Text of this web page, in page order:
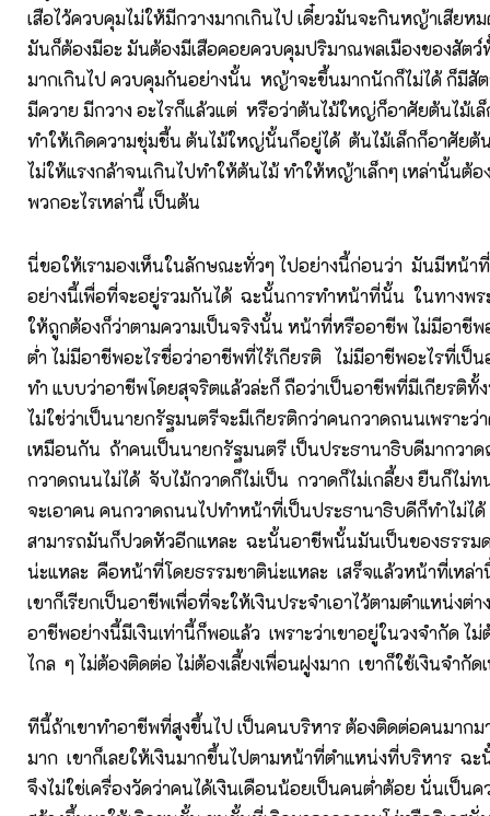
เสือไว้ควบคุมไม่ให้มีกวางมากเกินไป เดี๋ยวมันจะกินหญ้าเสียห
มันก็ต้องมีอะ มันต้องมีเสือคอยควบคุมปริมาณพลเมืองของสัตว์
มากเกินไป ควบคุมกันอย่างนั้น หญ้าจะขึ้นมากนักก็ไม่ได้ ก็มีสั
มีควาย มีกวาง อะไรก็แล้วแต่ หรือว่าต้นไม้ใหญ่ก็อาศัยต้นไม้เ
ทำให้เกิดความชุ่มชื้น ต้นไม้ใหญ่นั้นก็อยู่ได้ ต้นไม้เล็กก็อาศัย
ไม่ให้แรงกล้าจนเกินไปทำให้ต้นไม้ ทำให้หญ้าเล็กๆ เหล่านั้นต้
พวกอะไรเหล่านี้ เป็นต้น
นี่ขอให้เรามองเห็นในลักษณะทั่วๆ ไปอย่างนี้ก่อนว่า มันมีหน้า
อย่างนี้เพื่อที่จะอยู่รวมกันได้ ฉะนั้นการทำหน้าที่นั้น ในทางพร
ให้ถูกต้องก็ว่าตามความเป็นจริงนั้น หน้าที่หรืออาชีพ ไม่มีอาชีพ
ต่ำ ไม่มีอาชีพอะไรชื่อว่าอาชีพที่ไร้เกียรติ ไม่มีอาชีพอะไรที่เป็
ทำ แบบว่าอาชีพโดยสุจริตแล้วล่ะก็ ถือว่าเป็นอาชีพที่มีเกียรติทั้
ไม่ใช่ว่าเป็นนายกรัฐมนตรีจะมีเกียรติกว่าคนกวาดถนนเพราะว่
เหมือนกัน ถ้าคนเป็นนายกรัฐมนตรี เป็นประธานาธิบดีมากวา
กวาดถนนไม่ได้ จับไม้กวาดก็ไม่เป็น กวาดก็ไม่เกลี้ยง ยืนก็ไม่
จะเอาคน คนกวาดถนนไปทำหน้าที่เป็นประธานาธิบดีก็ทำไม่ไ
สามารถมันก็ปวดหัวอีกแหละ ฉะนั้นอาชีพนั้นมันเป็นของธรรม
น่ะแหละ คือหน้าที่โดยธรรมชาติน่ะแหละ เสร็จแล้วหน้าที่เหล่
เขาก็เรียกเป็นอาชีพเพื่อที่จะให้เงินประจำเอาไว้ตามตำแหน่งต่
อาชีพอย่างนี้มีเงินเท่านี้ก็พอแล้ว เพราะว่าเขาอยู่ในวงจำกัด ไม่
ไกล ๆ ไม่ต้องติดต่อ ไม่ต้องเลี้ยงเพื่อนฝูงมาก เขาก็ใช้เงินจำกัด
ทีนี้ถ้าเขาทำอาชีพที่สูงขึ้นไป เป็นคนบริหาร ต้องติดต่อคนมากม
มาก เขาก็เลยให้เงินมากขึ้นไปตามหน้าที่ตำแหน่งที่บริหาร ฉะนั้
จึงไม่ใช่เครื่องวัดว่าคนได้เงินเดือนน้อยเป็นคนต่ำต้อย นั่นเป็นค